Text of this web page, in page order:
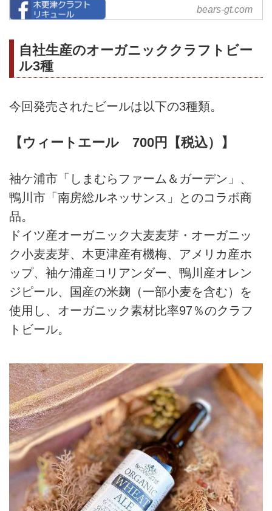
コミュニティマーケット ベア
ーズ〈BEARS〉/千葉県木更
ベアーズ〈BEARS〉は、健康を
るセレクトショップです。
bears-gt.com
自社生産のオーガニッククラフトビー
ル3種
今回発売されたビールは以下の3種類。
【ウィートエール 700円【税込）】
袖ケ浦市「しまむらファーム＆ガーデン」、
鴨川市「南房総ルネッサンス」とのコラボ商
品。
ドイツ産オーガニック大麦麦芽・オーガニッ
ク小麦麦芽、木更津産有機梅、アメリカ産ホ
ップ、袖ケ浦産コリアンダー、鴨川産オレン
ジピール、国産の米麹（一部小麦を含む）を
使用し、オーガニック素材比率97％のクラフ
トビール。